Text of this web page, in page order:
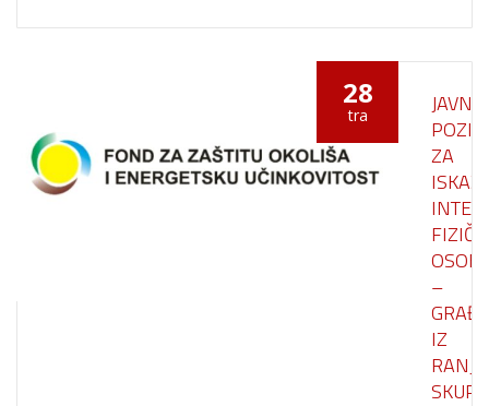
28
tra
JAVNI
POZIV
ZA
ISKAZ
–
IZ